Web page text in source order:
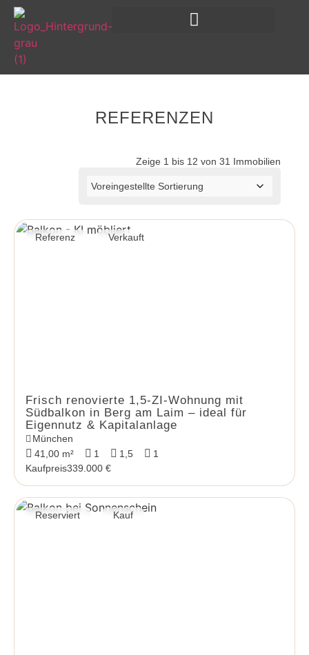
REFERENZEN
Zeige 1 bis 12 von 31 Immobilien
Referenz Verkauft
Frisch renovierte 1,5-ZI-Wohnung mit
Südbalkon in Berg am Laim – ideal für
Eigennutz & Kapitalanlage
München
41,00 m²
1 1,5
1
Kaufpreis339.000 €
Reserviert Kauf